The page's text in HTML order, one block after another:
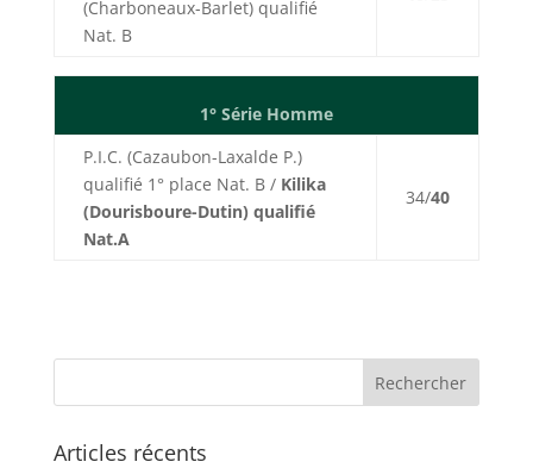
(Charboneaux-Barlet) qualifié
Nat. B
1° Série Homme
P.I.C. (Cazaubon-Laxalde P.)
qualifié 1° place Nat. B / Kilika
(Dourisboure-Dutin) qualifié
Nat.A
34/40
Articles récents